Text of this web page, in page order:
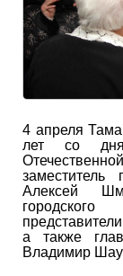
4 апреля
лет со дня
заместитель
Алексей
а также
Владимир